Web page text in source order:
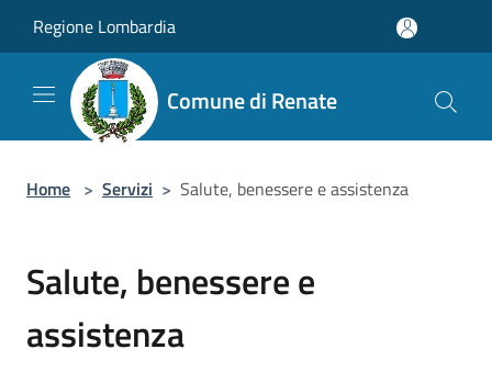
Regione Lombardia
Comune di Renate
Home > Servizi > Salute, benessere e assistenza
Salute, benessere e
assistenza